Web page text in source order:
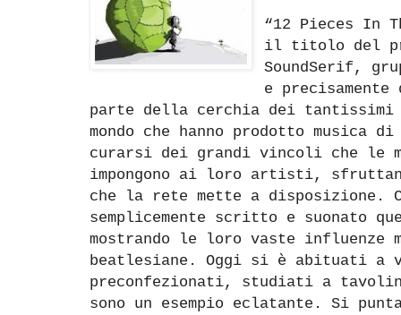
“12 Pieces In
il titolo del
SoundSerif,
e
parte della cerchia dei
mondo che hanno prodotto musica
curarsi dei grandi vincoli che le
impongono ai loro artisti,
che la rete mette a disposizione.
semplicemente scritto e suonato
mostrando le loro vaste
beatlesiane. Oggi si è abituati a
preconfezionati, studiati a
sono un esempio eclatante. Si